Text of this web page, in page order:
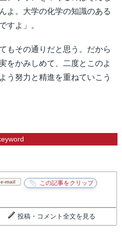
よ。大学の化学の知識のある
すよ」。
もその通りだと思う。だから
をかみしめて、二度とこのよ
う努力と精進を重ねていこう
e-mail
投稿・コメント全文を見る